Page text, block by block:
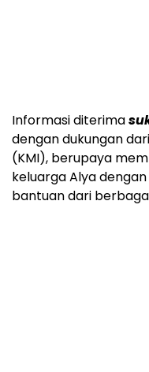
Informasi diterima
dengan dukungan
(KMI), berupaya
keluarga Alya
bantuan dari